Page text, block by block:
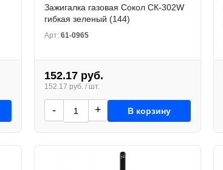
Зажигалка газовая Сокол СК-302W
гибкая зеленый (144)
Арт: 61-0965
152.17 руб.
152.17 руб. / шт.
- + В корзину